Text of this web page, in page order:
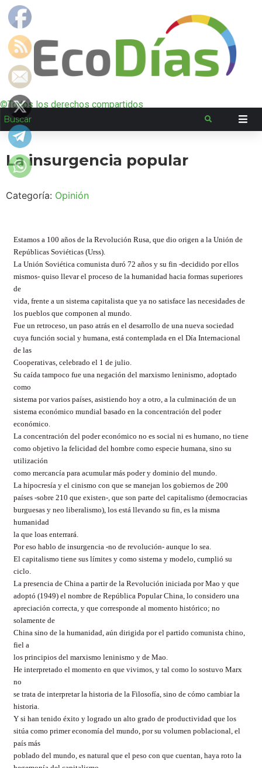
©Todos los derechos compartidos
La insurgencia popular
Categoría: Opinión
Estamos a 100 años de la Revolución Rusa, que dio origen a la Unión de
Repúblicas Soviéticas (Urss).
La Unión Soviética comunista duró 72 años y su fin -decidido por ellos
mismos- quiso llevar el proceso de la humanidad hacia formas superiores
de
vida, frente a un sistema capitalista que ya no satisface las necesidades de
los pueblos que componen al mundo.
Fue un retroceso, un paso atrás en el desarrollo de una nueva sociedad
cuya función social y humana, está contemplada en el Día Internacional
de las
Cooperativas, celebrado el 1 de julio.
Su caída tampoco fue una negación del marxismo leninismo, adoptado
como
sistema por varios países, asistiendo hoy a otro, a la culminación de un
sistema económico mundial basado en la concentración del poder
económico.
La concentración del poder económico no es social ni es humano, no tiene
como objetivo la felicidad del hombre como especie humana, sino su
utilización
como mercancía para acumular más poder y dominio del mundo.
La hipocresía y el cinismo con que se manejan los gobiernos de 200
países -sobre 210 que existen-, que son parte del capitalismo (democracias
burguesas y neo liberalismo), los está llevando su fin, es la misma
humanidad
la que loas enterrará.
Por eso hablo de insurgencia -no de revolución- aunque lo sea.
El capitalismo tiene sus límites y como sistema y modelo, cumplió su
ciclo.
La presencia de China a partir de la Revolución iniciada por Mao y que
adoptó (1949) el nombre de República Popular China, lo considero una
apreciación correcta, y que corresponde al momento histórico; no
solamente de
China sino de la humanidad, aún dirigida por el partido comunista chino,
fiel a
los principios del marxismo leninismo y de Mao.
He interpretado el momento en que vivimos, y tal como lo sostuvo Marx
no
se trata de interpretar la historia de la Filosofía, sino de cómo cambiar la
historia.
Y si han tenido éxito y logrado un alto grado de productividad que los
sitúa como primer economía del mundo, por su volumen poblacional, el
país más
poblado del mundo, es natural que el peso con que cuentan, haya roto la